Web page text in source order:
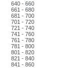
640 - 660
661 - 680
681 - 700
701 - 720
721 - 740
741 - 760
761 - 780
781 - 800
801 - 820
821 - 840
841 - 860